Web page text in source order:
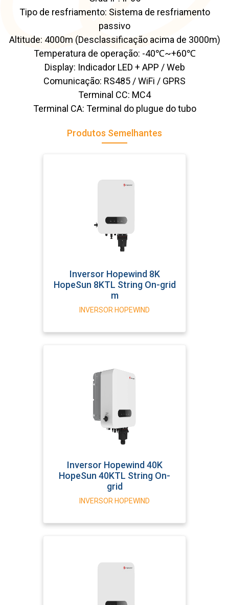
Tipo de resfriamento: Sistema de resfriamento
passivo
Altitude: 4000m (Desclassificação acima de 3000m)
Temperatura de operação: -40℃~+60℃
Display: Indicador LED + APP / Web
Comunicação: RS485 / WiFi / GPRS
Terminal CC: MC4
Terminal CA: Terminal do plugue do tubo
Produtos Semelhantes
Inversor Hopewind 8K
HopeSun 8KTL String On-grid
m
INVERSOR HOPEWIND
Inversor Hopewind 40K
HopeSun 40KTL String On-
grid
INVERSOR HOPEWIND